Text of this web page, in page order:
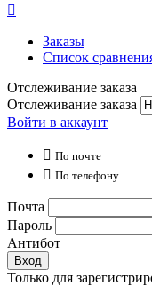

Заказы
Список
Отслеживание заказа
Отслеживание заказа
Войти в аккаунт
 По почте
 По телефону
Почта
Пароль
Антибот
Вход
Только для